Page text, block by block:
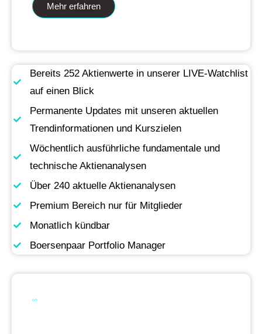
Mehr erfahren
Bereits 252 Aktienwerte in unserer LIVE-Watchlist
auf einen Blick
Permanente Updates mit unseren aktuellen
Trendinformationen und Kurszielen
Wöchentlich ausführliche fundamentale und
technische Aktienanalysen
Über 240 aktuelle Aktienanalysen
Premium Bereich nur für Mitglieder
Monatlich kündbar
Boersenpaar Portfolio Manager